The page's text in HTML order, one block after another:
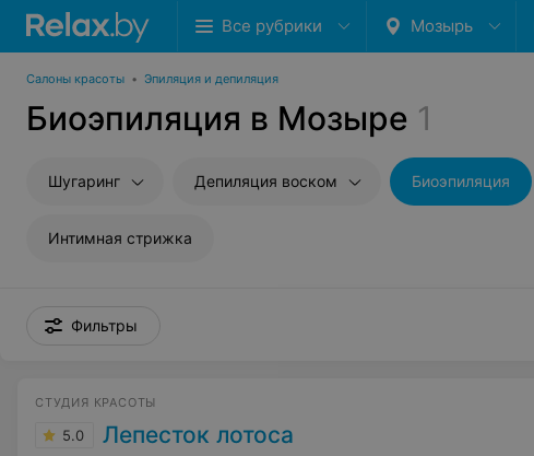
Все рубрики Мозырь
Салоны красоты • Эпиляция и депиляция
Биоэпиляция в Мозыре 1
Шугаринг Депиляция воском Биоэпиляция
Интимная стрижка
Фильтры
СТУДИЯ КРАСОТЫ
5.0 Лепесток лотоса